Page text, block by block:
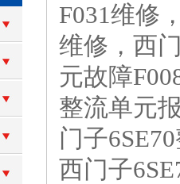
F031维修
维修，西
元故障
整流单元
门子
西门子